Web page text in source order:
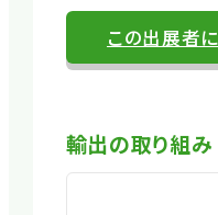
この出展者
輸出の取り組み